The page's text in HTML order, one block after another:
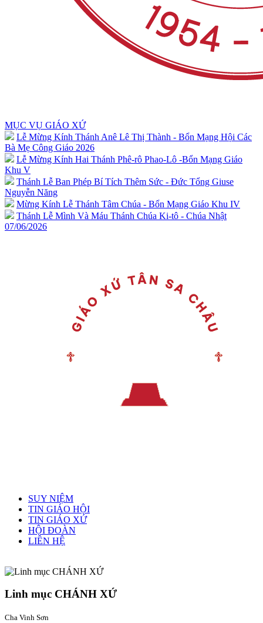
MỤC VỤ GIÁO XỨ
Lễ Mừng Kính Thánh Anê Lê Thị Thành - Bổn Mạng Hội Các
Bà Mẹ Công Giáo 2026
Lễ Mừng Kính Hai Thánh Phê-rô Phao-Lô -Bổn Mạng Giáo
Khu V
Thánh Lễ Ban Phép Bí Tích Thêm Sức - Đức Tổng Giuse
Nguyễn Năng
Mừng Kính Lễ Thánh Tâm Chúa - Bổn Mạng Giáo Khu IV
Thánh Lễ Mình Và Máu Thánh Chúa Ki-tô - Chúa Nhật
07/06/2026
SUY NIỆM
TIN GIÁO HỘI
TIN GIÁO XỨ
HỘI ĐOÀN
LIÊN HỆ
Linh mục CHÁNH XỨ
Cha Vinh Sơn